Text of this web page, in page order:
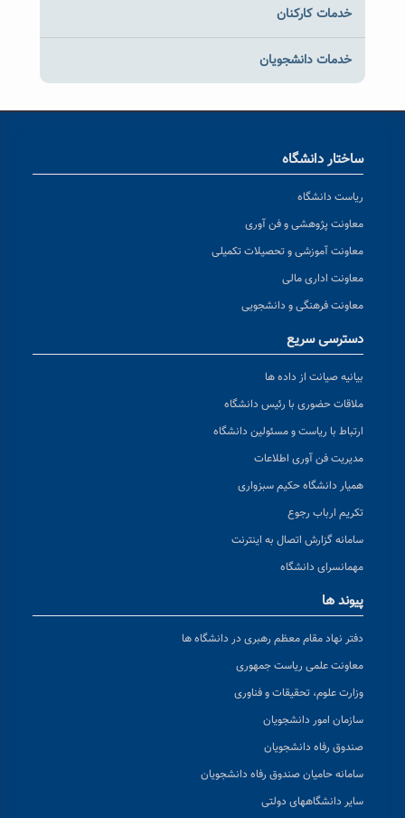
خدمات کارکنان
خدمات دانشجویان
ساختار دانشگاه
ریاست دانشگاه
معاونت پژوهشی و فن آوری
معاونت آموزشی و تحصیلات تکمیلی
معاونت اداری مالی
معاونت فرهنگی و دانشجویی
دسترسی سریع
بیانیه صیانت از داده ها
ملاقات حضوری با رئیس دانشگاه
ارتباط با ریاست و مسئولین دانشگاه
مدیریت فن آوری اطلاعات
همیار دانشگاه حکیم سبزواری
تکریم ارباب رجوع
سامانه گزارش اتصال به اینترنت
مهمانسرای دانشگاه
پیوند ها
دفتر نهاد مقام معظم رهبری در دانشگاه ها
معاونت علمی ریاست جمهوری
وزارت علوم، تحقیقات و فناوری
سازمان امور دانشجویان
صندوق رفاه دانشجویان
سامانه حامیان صندوق رفاه دانشجویان
سایر دانشگاههای دولتی